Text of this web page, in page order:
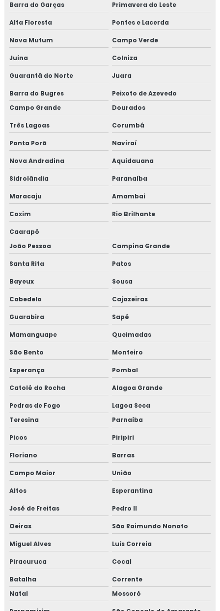
Barra do Garças Primavera do Leste
Alta Floresta Pontes e Lacerda
Nova Mutum Campo Verde
Juína Colniza
Guarantã do Norte Juara
Barra do Bugres
Peixoto de Azevedo
Campo Grande
Dourados
Três Lagoas Corumbá
Ponta Porã Naviraí
Nova Andradina Aquidauana
Sidrolândia Paranaíba
Maracaju Amambai
Coxim Rio Brilhante
Caarapó
João Pessoa
Campina Grande
Santa Rita Patos
Bayeux Sousa
Cabedelo Cajazeiras
Guarabira Sapé
Mamanguape Queimadas
São Bento Monteiro
Esperança Pombal
Catolé do Rocha Alagoa Grande
Pedras de Fogo
Lagoa Seca
Teresina
Parnaíba
Picos Piripiri
Floriano Barras
Campo Maior União
Altos Esperantina
José de Freitas Pedro II
Oeiras São Raimundo Nonato
Miguel Alves Luís Correia
Piracuruca Cocal
Batalha
Corrente
Natal
Mossoró